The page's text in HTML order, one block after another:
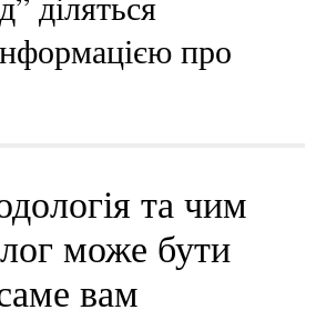
про
та чим
може бути
вам